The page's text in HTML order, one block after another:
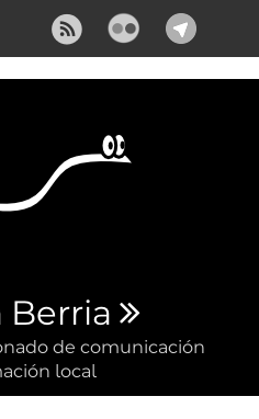
de comunicación
local